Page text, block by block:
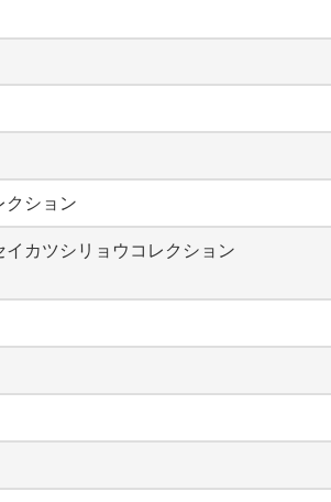
クション
カツシリョウコレクション